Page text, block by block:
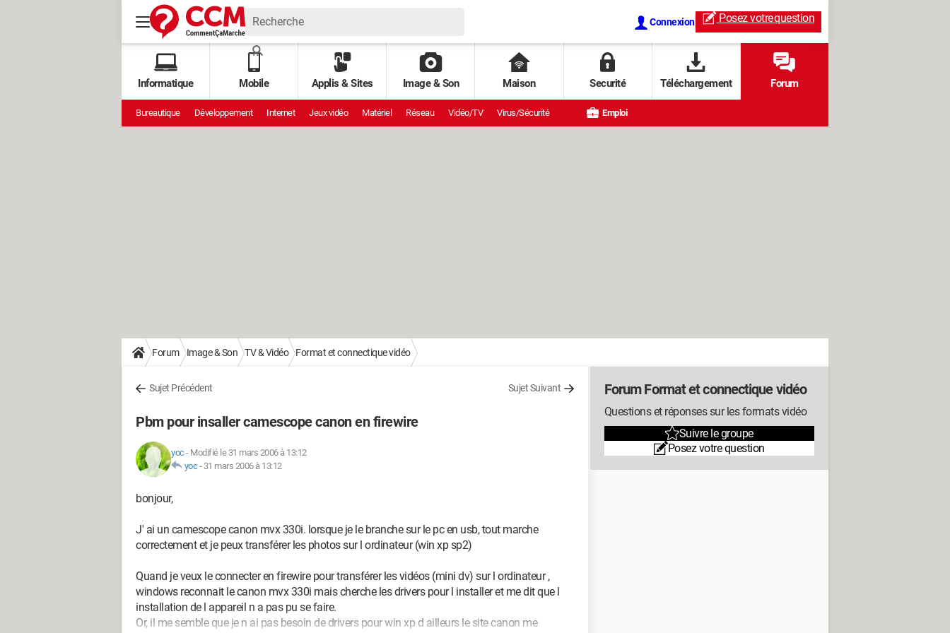
Connexion Posez votrequestion
Informatique Mobile Applis & Sites Image & Son Maison Securité Téléchargement Forum
Bureautique Développement Internet Jeux vidéo Matériel Réseau Vidéo/TV Virus/Sécurité Emploi
Forum Image & Son TV & Vidéo Format et connectique vidéo
Sujet Précédent Sujet Suivant
Pbm pour insaller camescope canon en firewire
yoc- Modifié le 31 mars 2006 à 13:12
yoc- 31 mars 2006 à 13:12
bonjour,
J' ai un camescope canon mvx 330i. lorsque je le branche sur le pc en usb, tout marche
correctement et je peux transférer les photos sur l ordinateur (win xp sp2)
Quand je veux le connecter en firewire pour transférer les vidéos (mini dv) sur l ordinateur ,
windows reconnait le canon mvx 330i mais cherche les drivers pour l installer et me dit que l
installation de l appareil n a pas pu se faire.
Or, il me semble que je n ai pas besoin de drivers pour win xp d ailleurs le site canon me
Forum Format et connectique vidéo
Questions et réponses sur les formats vidéo
Suivre le groupe
Posez votre question